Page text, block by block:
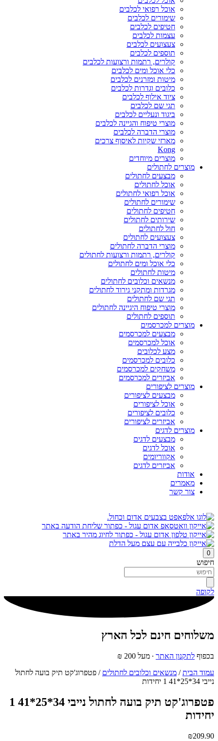
אוכל רפואי לכלבים
שימורים לכלבים
חטיפים לכלבים
עצמות לכלבים
צעצועים לכלבים
תוספים לכלבים
קולרים, רתמות ורצועות לכלבים
כלי אוכל ומים לכלבים
מיטות ומזרנים לכלבים
כלובים וגדרות לכלבים
ציוד אילוף לכלבים
תגי שם לכלבים
ביגוד ונעליים לכלבים
מוצרי טיפוח והגיינה לכלבים
מוצרי הדברה לכלבים
מארזי שקיות לאיסוף צרכים
Kong
מוצרים מיוחדים
מוצרים לחתולים
מבצעים לחתולים
אוכל לחתולים
אוכל רפואי לחתולים
שימורים לחתולים
חטיפים לחתולים
שירותים לחתולים
חול לחתולים
צעצועים לחתולים
מוצרי הדברה לחתולים
קולרים, רתמות ורצועות לחתולים
כלי אוכל ומים לחתולים
מיטות לחתולים
מנשאים וכלובים לחתולים
מגרדות ומתקני גירוד לחתולים
תגי שם לחתולים
מוצרי טיפוח היגיינה לחתולים
תוספים לחתולים
מוצרים למכרסמים
מבצעים למכרסמים
אוכל למכרסמים
מצע לכלובים
כלובים למכרסמים
משחקים למכרסמים
אביזרים למכרסמים
מוצרים לציפורים
מבצעים לציפורים
אוכל לציפורים
כלובים לציפורים
אביזרים לציפורים
מוצרים לדגים
מבצעים לדגים
אוכל לדגים
אקווריומים
אביזרים לדגים
אודות
מאמרים
צור קשר
0
חיפוש
לקופה
משלוחים חינם לכל הארץ
בכפוף לתקנון האתר ∙ מעל 200 ₪
עמוד הבית/ מנשאים וכלובים לחתולים / פטפרוג'קט תיק בועה לחתול
נייבי 34*25*41 1 יחידות
פטפרוג'קט תיק בועה לחתול נייבי 34*25*41 1
יחידות
₪209.90